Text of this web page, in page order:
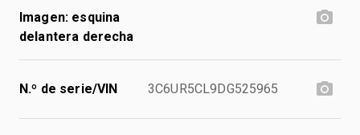
Imagen: esquina
delantera derecha
N.º de serie/VIN 3C6UR5CL9DG525965